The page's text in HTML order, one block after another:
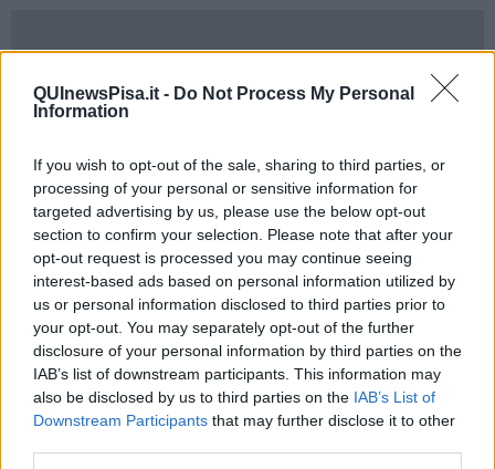
QUInewsPisa.it - Do Not Process My Personal
Information
If you wish to opt-out of the sale, sharing to third parties, or
processing of your personal or sensitive information for
targeted advertising by us, please use the below opt-out
section to confirm your selection. Please note that after your
opt-out request is processed you may continue seeing
interest-based ads based on personal information utilized by
us or personal information disclosed to third parties prior to
your opt-out. You may separately opt-out of the further
disclosure of your personal information by third parties on the
IAB’s list of downstream participants. This information may
also be disclosed by us to third parties on the IAB’s List of
Downstream Participants that may further disclose it to other
L’intero percorso sarà gratuito(con in più una sovvenzione per la
consulenza)per le prime 20 imprese Pmi
associate che
consulenza. Referenti del progetto sono gli ingegneriFabrizio
VitaleeDario Masoni.
Tra gli obiettivi dell’iniziativa, dichiaraFrancesca Posarelli ,
presidente Pmi dell’Unione Industriale, c’è “la volontà da parte di
UIP di contribuire adaccrescere la consapevolezza e la
mentalità in materia di sicurezza e igiene del lavoro . In parallelo
riteniamo necessario incrementare le competenze professionali del
personale che opera nelle stesse aziende in relazione ai requisiti
richiesti dalla nuova norma”.
“È un primo e importante passo – ha sottolineato Posarelli - per
avviare le aziende a implementare unsistema di gestione per la